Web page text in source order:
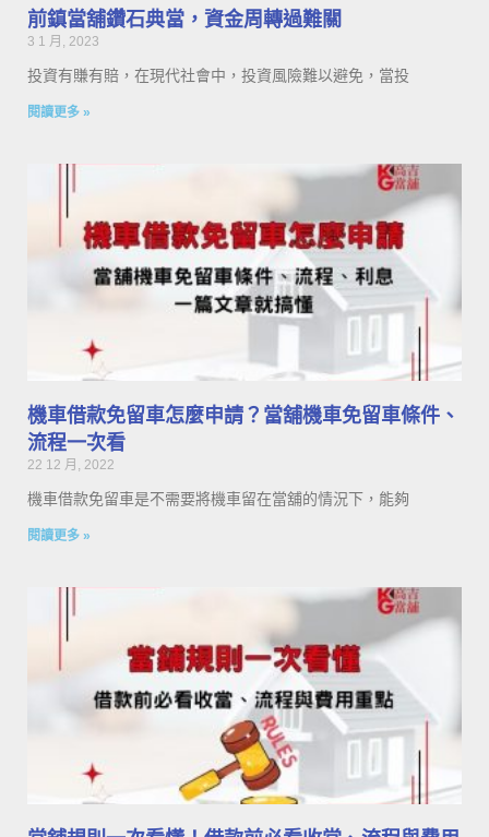
前鎮當舖鑽石典當，資金周轉過難關
3 1 月, 2023
投資有賺有賠，在現代社會中，投資風險難以避免，當投
閱讀更多 »
機車借款免留車怎麼申請？當舖機車免留車條件、
流程一次看
22 12 月, 2022
機車借款免留車是不需要將機車留在當舖的情況下，能夠
閱讀更多 »